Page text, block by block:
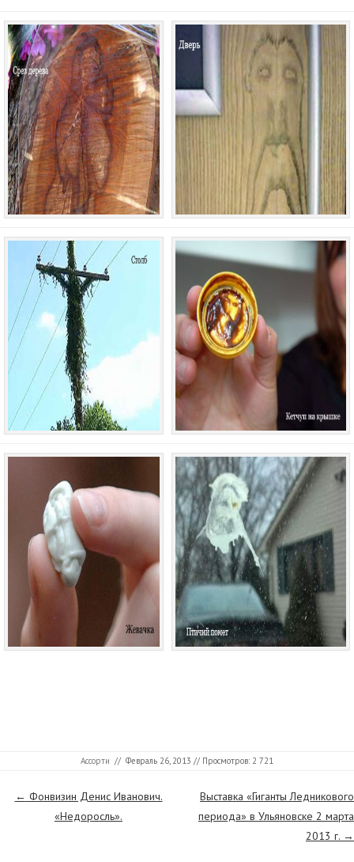
Ассорти // Февраль 26, 2013 // Просмотров: 2 721
Страницы
← Фонвизин Денис Иванович.
«Недоросль».
Выставка «Гиганты Ледникового
периода» в Ульяновске 2 марта
2013 г. →